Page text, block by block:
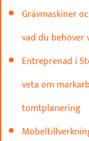
Grävmaskiner
vad du
Entreprenad i
veta om
tomtplanering